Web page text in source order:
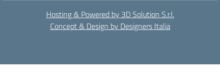
Hosting & Powered by 3D Solution S.r.l.
Concept & Design by Designers Italia